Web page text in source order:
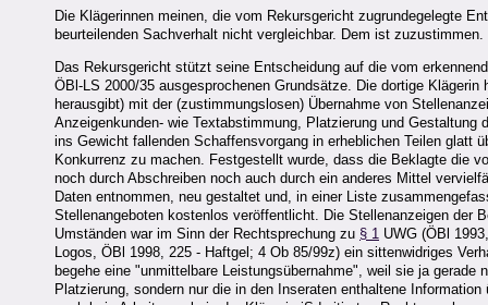
Die Klägerinnen meinen, die vom Rekursgericht zugrundegelegte
beurteilenden Sachverhalt nicht vergleichbar. Dem ist zuzustimmen.
Das Rekursgericht stützt seine Entscheidung auf die vom
ÖBl-LS 2000/35 ausgesprochenen Grundsätze. Die dortige
herausgibt) mit der (zustimmungslosen) Übernahme von
Anzeigenkunden- wie Textabstimmung, Platzierung und
ins Gewicht fallenden Schaffensvorgang in erheblichen Teilen glatt
Konkurrenz zu machen. Festgestellt wurde, dass die Beklagte die
noch durch Abschreiben noch auch durch ein anderes Mittel
Daten entnommen, neu gestaltet und, in einer Liste
Stellenangeboten kostenlos veröffentlicht. Die Stellenanzeigen der
Umständen war im Sinn der Rechtsprechung zu § 1 UWG (ÖBl
Logos, ÖBl 1998, 225 - Haftgel; 4 Ob 85/99z) ein sittenwidriges
begehe eine "unmittelbare Leistungsübernahme", weil sie ja
Platzierung, sondern nur die in den Inseraten enthaltene